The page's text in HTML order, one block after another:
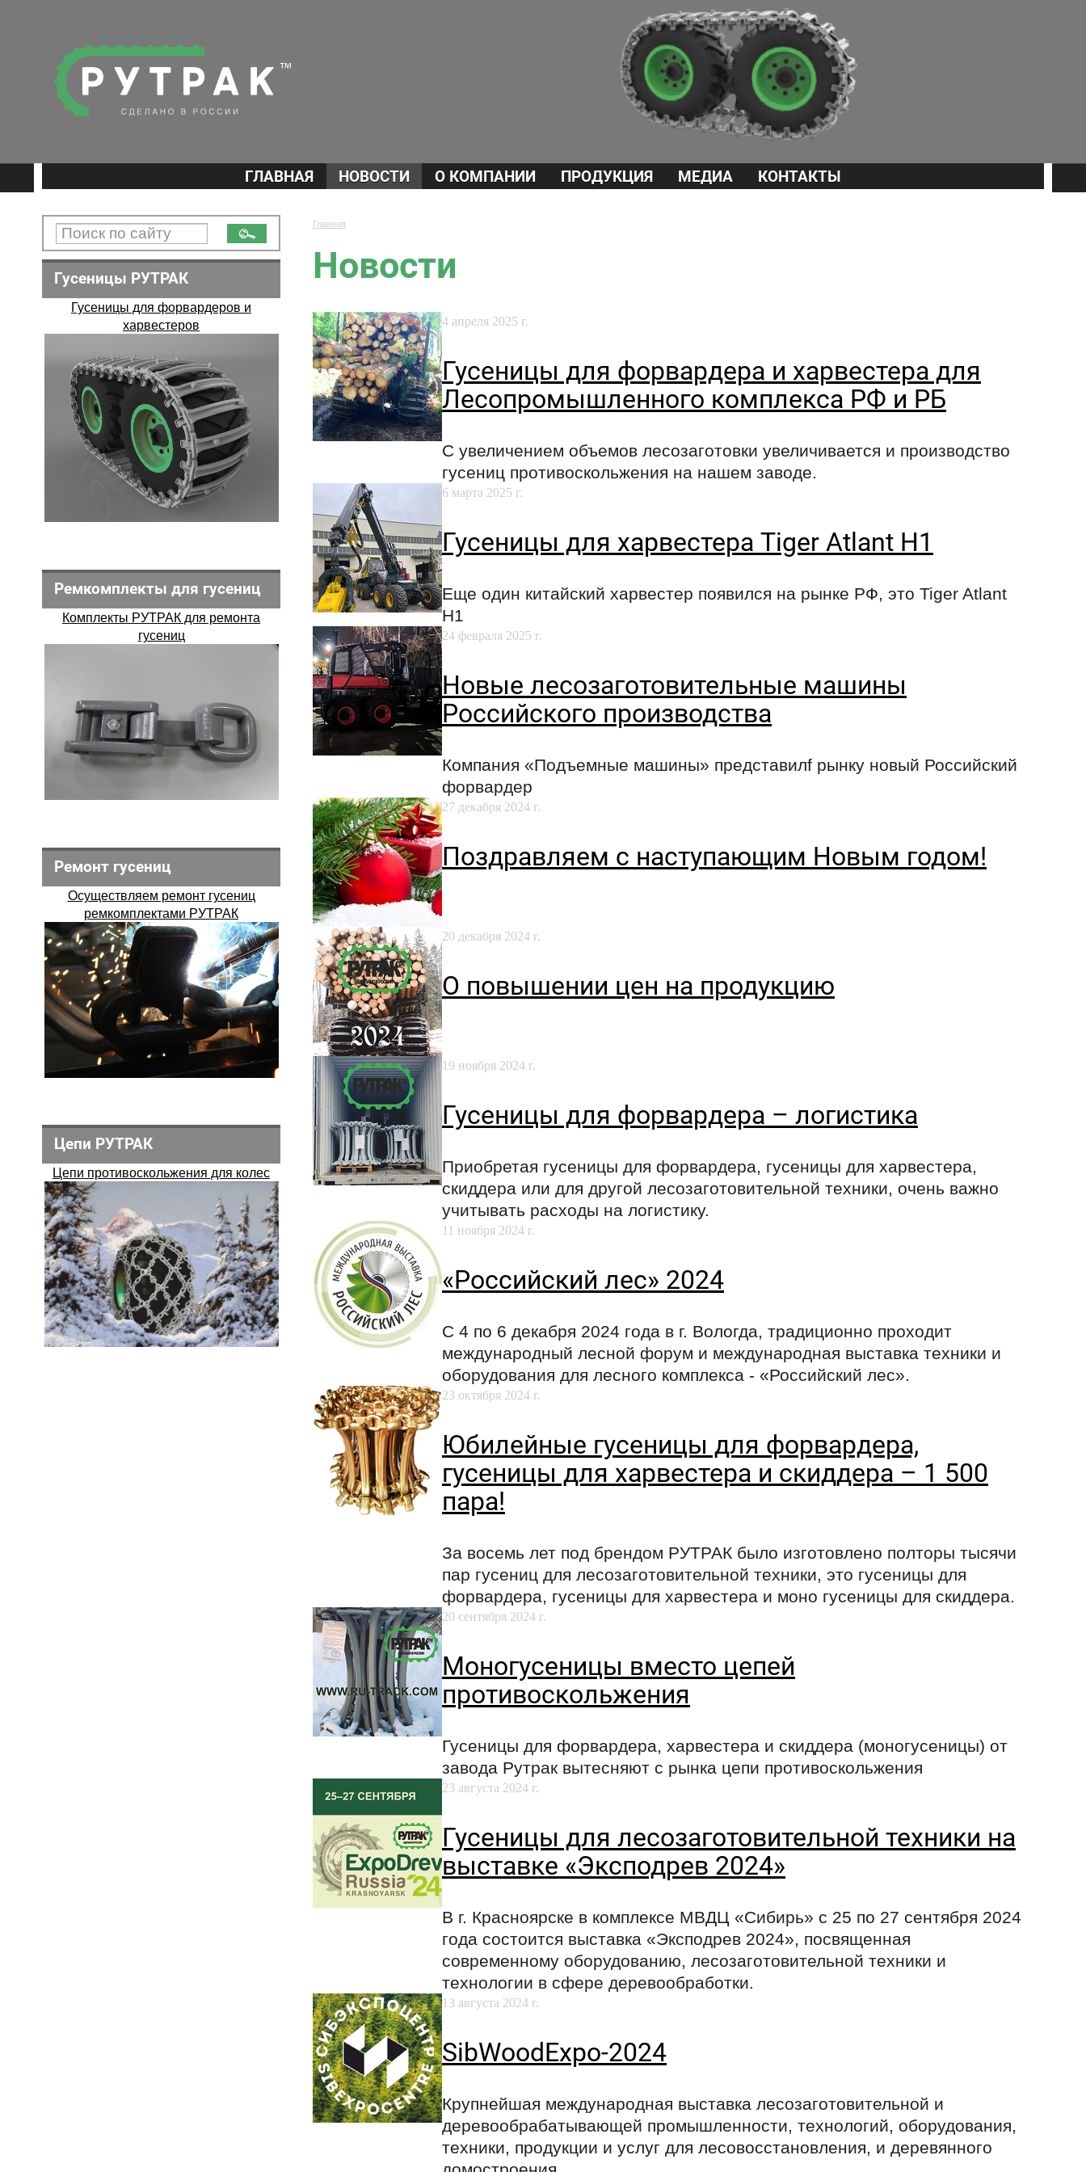
ГЛАВНАЯ НОВОСТИ О КОМПАНИИ ПРОДУКЦИЯ МЕДИА КОНТАКТЫ
Гусеницы РУТРАК
Гусеницы для форвардеров и
харвестеров
Ремкомплекты для гусениц
Комплекты РУТРАК для ремонта
гусениц
Ремонт гусениц
Осуществляем ремонт гусениц
ремкомплектами РУТРАК
Цепи РУТРАК
Цепи противоскольжения для колес
Главная
Новости
4 апреля 2025 г.
Гусеницы для форвардера и харвестера для
Лесопромышленного комплекса РФ и РБ
С увеличением объемов лесозаготовки увеличивается и производство
гусениц противоскольжения на нашем заводе.
6 марта 2025 г.
Гусеницы для харвестера Tiger Atlant H1
Еще один китайский харвестер появился на рынке РФ, это Tiger Atlant
H1
24 февраля 2025 г.
Новые лесозаготовительные машины
Российского производства
Компания «Подъемные машины» представилf рынку новый Российский
форвардер
27 декабря 2024 г.
Поздравляем с наступающим Новым годом!
20 декабря 2024 г.
О повышении цен на продукцию
19 ноября 2024 г.
Гусеницы для форвардера – логистика
Приобретая гусеницы для форвардера, гусеницы для харвестера,
скиддера или для другой лесозаготовительной техники, очень важно
учитывать расходы на логистику.
11 ноября 2024 г.
«Российский лес» 2024
С 4 по 6 декабря 2024 года в г. Вологда, традиционно проходит
международный лесной форум и международная выставка техники и
оборудования для лесного комплекса - «Российский лес».
23 октября 2024 г.
Юбилейные гусеницы для форвардера,
гусеницы для харвестера и скиддера – 1 500
пара!
За восемь лет под брендом РУТРАК было изготовлено полторы тысячи
пар гусениц для лесозаготовительной техники, это гусеницы для
форвардера, гусеницы для харвестера и моно гусеницы для скиддера.
20 сентября 2024 г.
Моногусеницы вместо цепей
противоскольжения
Гусеницы для форвардера, харвестера и скиддера (моногусеницы) от
завода Рутрак вытесняют с рынка цепи противоскольжения
23 августа 2024 г.
Гусеницы для лесозаготовительной техники на
выставке «Эксподрев 2024»
В г. Красноярске в комплексе МВДЦ «Сибирь» с 25 по 27 сентября 2024
года состоится выставка «Эксподрев 2024», посвященная
современному оборудованию, лесозаготовительной техники и
технологии в сфере деревообработки.
13 августа 2024 г.
SibWoodExpo-2024
Крупнейшая международная выставка лесозаготовительной и
деревообрабатывающей промышленности, технологий, оборудования,
техники, продукции и услуг для лесовосстановления, и деревянного